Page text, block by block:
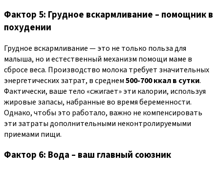
Фактор 5: Грудное вскармливание – помощник в
похудении
Грудное вскармливание — это не только польза для
малыша, но и естественный механизм помощи маме в
сбросе веса. Производство молока требует значительных
энергетических затрат, в среднем500-700 ккал в сутки.
Фактически, ваше тело «сжигает» эти калории, используя
жировые запасы, набранные во время беременности.
Однако, чтобы это работало, важно не компенсировать
эти затраты дополнительными неконтролируемыми
приемами пищи.
Фактор 6: Вода – ваш главный союзник